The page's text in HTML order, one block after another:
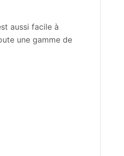
aussi facile à
une gamme de